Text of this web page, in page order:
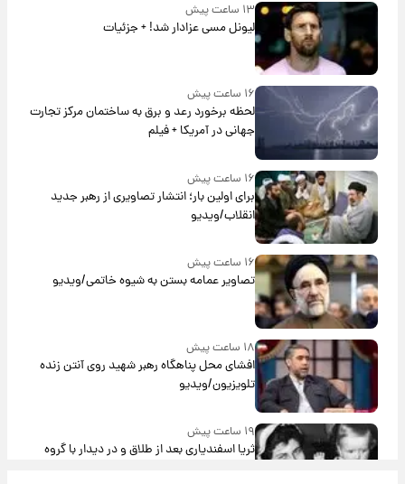
۱۳ ساعت پیش
لیونل مسی عزادار شد! + جزئیات
۱۶ ساعت پیش
لحظه برخورد رعد و برق به ساختمان مرکز تجارت
جهانی در آمریکا + فیلم
۱۶ ساعت پیش
برای اولین بار؛ انتشار تصاویری از رهبر جدید
انقلاب/ویدیو
۱۶ ساعت پیش
تصاویر عمامه بستن به شیوه خاتمی/ویدیو
۱۸ ساعت پیش
افشای محل پناهگاه‌ رهبر شهید روی آنتن زنده
تلویزیون/ویدیو
۱۹ ساعت پیش
ثریا اسفندیاری بعد از طلاق و در دیدار با گروه